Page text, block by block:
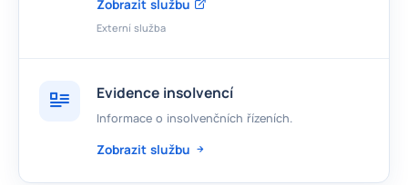
Zobrazit službu
Externí služba
Evidence insolvencí
Informace o insolvenčních řízeních.
Zobrazit službu